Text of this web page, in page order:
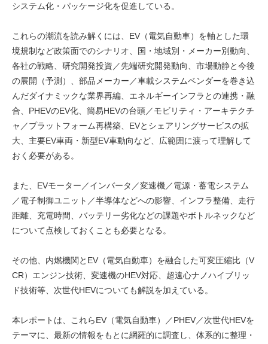
システム化・パッケージ化を促進している。
これらの潮流を読み解くには、EV（電気自動車）を軸とした環
境規制など政策面でのシナリオ、国・地域別・メーカー別動向、
各社の戦略、研究開発投資／先端研究開発動向、市場動静と今後
の展開（予測）、部品メーカー／車載システムベンダーを巻き込
んだダイナミックな業界再編、エネルギーインフラとの連携・融
合、PHEVのEV化、簡易HEVの台頭／モビリティ・アーキテクチ
ャ／プラットフォーム再構築、EVとシェアリングサービスの拡
大、主要EV車両・新型EV車動向など、広範囲に渡って理解して
おく必要がある。
また、EVモーター／インバータ／変速機／電源・蓄電システム
／電子制御ユニット／半導体などへの影響、インフラ整備、走行
距離、充電時間、バッテリー劣化などの課題やボトルネックなど
について点検しておくことも必要となる。
その他、内燃機関とEV（電気自動車）を融合した可変圧縮比（V
CR）エンジン技術、変速機のHEV対応、超遠心ナノハイブリッ
ド技術等、次世代HEVについても解説を加えている。
本レポートは、これらEV（電気自動車）／PHEV／次世代HEVを
テーマに、最新の情報をもとに網羅的に調査し、体系的に整理・